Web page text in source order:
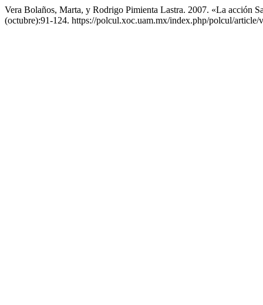
Vera Bolaños, Marta, y Rodrigo Pimienta Lastra. 2007. «La acción
(octubre):91-124. https://polcul.xoc.uam.mx/index.php/polcul/article/